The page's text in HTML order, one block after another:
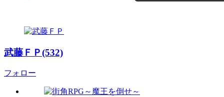
武藤ＦＰ(532)
フォロー